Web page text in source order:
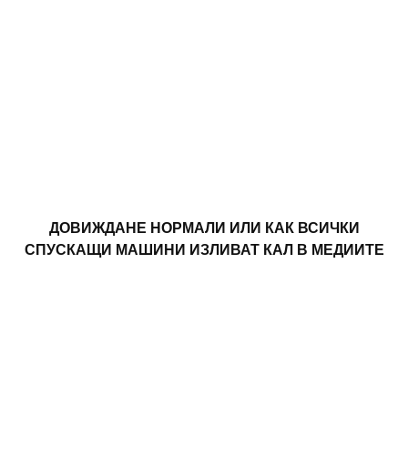
ДОВИЖДАНЕ НОРМАЛИ ИЛИ КАК ВСИЧКИ
СПУСКАЩИ МАШИНИ ИЗЛИВАТ КАЛ В МЕДИИТЕ